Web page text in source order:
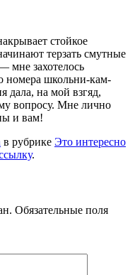
стойкое
терзать смутные
мне захотелось
номера школьни-кам-
дала, на мой взгяд,
вопросу. Мне лично
и вам!
в рубрике Это интересно
.
Обязательные поля